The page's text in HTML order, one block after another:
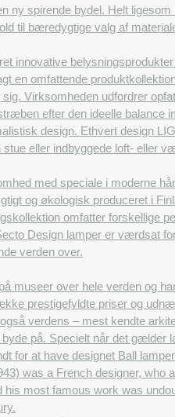
ny spirende bydel. Helt
til bæredygtige valg af
innovative
en omfattende
Virksomheden udfordrer
efter den ideelle balance
design. Ethvert design
eller indbyggede loft- eller
med speciale i moderne
og økologisk produceret i
omfatter forskellige
Design lamper er værdsat
verden over.
museer over hele verden og
prestigefyldte priser og
verdens – mest kendte
på. Specielt når det gælder
for at have designet Ball
was a French designer,
most famous work was